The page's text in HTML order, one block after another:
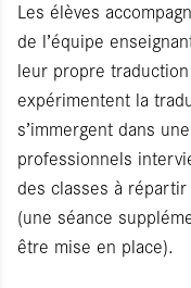
Les élèves
de l’équipe
leur propre
expérimentent la
s’immergent dans
professionnels
des classes à
(une séance
être mise en place).